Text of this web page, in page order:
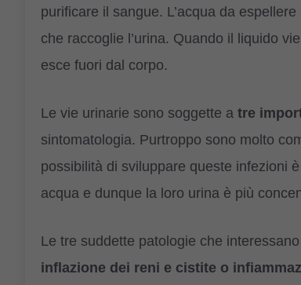
purificare il sangue. L’acqua da
che raccoglie l’urina. Quando il liquido
esce fuori dal corpo.
Le vie urinarie sono soggette a tre
sintomatologia. Purtroppo sono molto
possibilità di sviluppare queste infezioni
acqua e dunque la loro urina è più
Le tre suddette patologie che
inflazione dei reni e cistite o